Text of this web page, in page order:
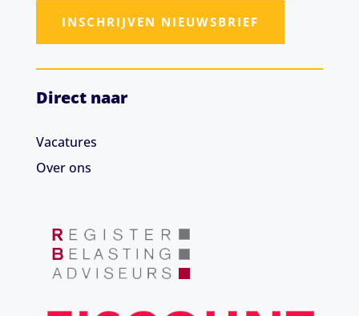
INSCHRIJVEN NIEUWSBRIEF
Direct naar
Vacatures
Over ons